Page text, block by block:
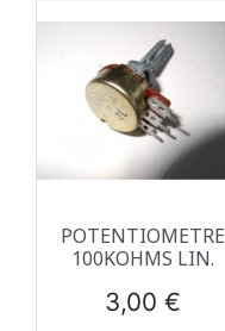
POTENTIOMETRE
100KOHMS LIN.
Prix
3,00 €